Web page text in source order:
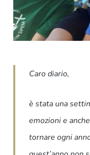
Caro diario,
è stata una
emozioni e
tornare ogni